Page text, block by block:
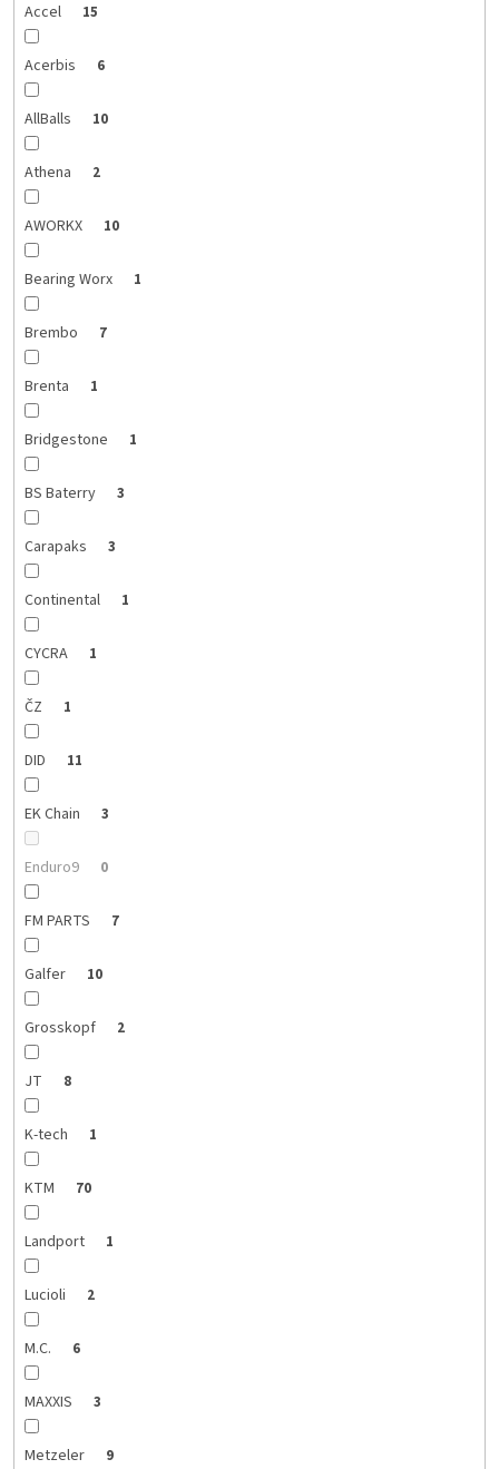
Accel 15
Acerbis 6
AllBalls 10
Athena 2
AWORKX 10
Bearing Worx 1
Brembo 7
Brenta 1
Bridgestone 1
BS Baterry 3
Carapaks 3
Continental 1
CYCRA 1
ČZ 1
DID 11
EK Chain 3
Enduro9 0
FM PARTS 7
Galfer 10
Grosskopf 2
JT 8
K-tech 1
KTM 70
Landport 1
Lucioli 2
M.C. 6
MAXXIS 3
Metzeler 9